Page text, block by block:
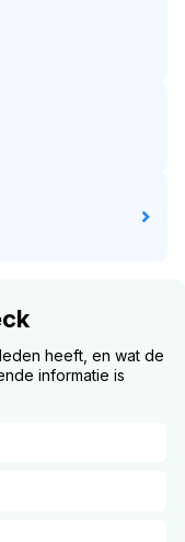
heeft, en wat de
informatie is